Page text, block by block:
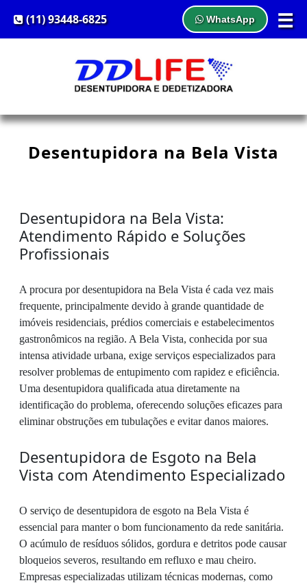
☰
(11) 93448-6825 WhatsApp
Desentupidora na Bela Vista
Desentupidora na Bela Vista:
Atendimento Rápido e Soluções
Profissionais
A procura por desentupidora na Bela Vista é cada vez mais
frequente, principalmente devido à grande quantidade de
imóveis residenciais, prédios comerciais e estabelecimentos
gastronômicos na região. A Bela Vista, conhecida por sua
intensa atividade urbana, exige serviços especializados para
resolver problemas de entupimento com rapidez e eficiência.
Uma desentupidora qualificada atua diretamente na
identificação do problema, oferecendo soluções eficazes para
eliminar obstruções em tubulações e evitar danos maiores.
Desentupidora de Esgoto na Bela
Vista com Atendimento Especializado
O serviço de desentupidora de esgoto na Bela Vista é
essencial para manter o bom funcionamento da rede sanitária.
O acúmulo de resíduos sólidos, gordura e detritos pode causar
bloqueios severos, resultando em refluxo e mau cheiro.
Empresas especializadas utilizam técnicas modernas, como